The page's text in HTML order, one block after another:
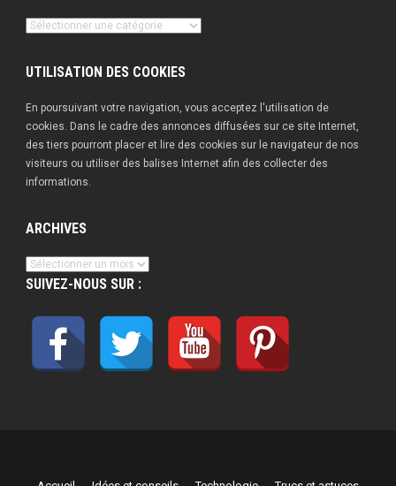
Nos
UTILISATION DES COOKIES
En poursuivant votre navigation, vous acceptez l'utilisation de
cookies. Dans le cadre des annonces diffusées sur ce site Internet,
des tiers pourront placer et lire des cookies sur le navigateur de nos
visiteurs ou utiliser des balises Internet afin des collecter des
informations.
ARCHIVES
Archives
SUIVEZ-NOUS SUR :